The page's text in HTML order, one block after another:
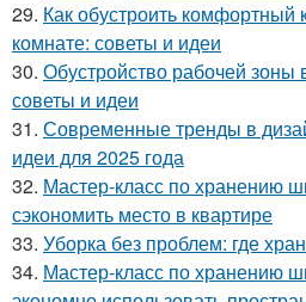
29. Как обустроить комфортный
комнате: советы и идеи
30. Обустройство рабочей зоны
советы и идеи
31. Современные тренды в
идеи для 2025 года
32. Мастер-класс по хранению
сэкономить место в квартире
33. Уборка без проблем: где
34. Мастер-класс по хранению